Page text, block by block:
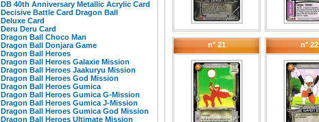
DB 40th Anniversary Metallic Acrylic Card
Decisive Battle Card Dragon Ball
Deluxe Card
Deru Deru Card
Dragon Ball Choco Man
Dragon Ball Donjara Game
Dragon Ball Heroes
Dragon Ball Heroes Galaxie Mission
Dragon Ball Heroes Jaakuryu Mission
Dragon Ball Heroes God Mission
Dragon Ball Heroes Gumica
Dragon Ball Heroes Gumica G-Mission
Dragon Ball Heroes Gumica J-Mission
Dragon Ball Heroes Gumica God Mission
Dragon Ball Heroes Ultimate Mission
n° 21 n° 22